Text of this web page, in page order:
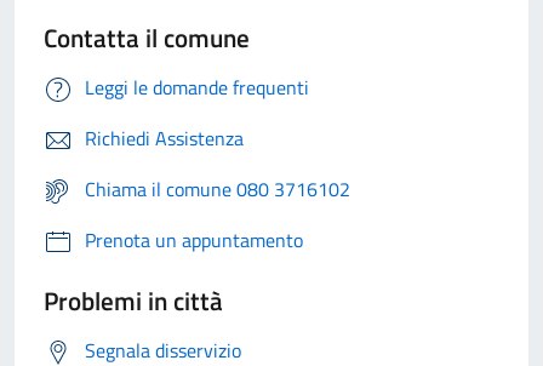
Contatta il comune
Leggi le domande frequenti
Richiedi Assistenza
Chiama il comune 080 3716102
Prenota un appuntamento
Problemi in città
Segnala disservizio